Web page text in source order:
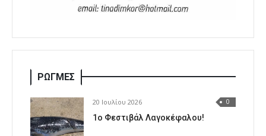
ΡΩΓΜΕΣ
20 Ιουλίου 2026 0
1o Φεστιβάλ Λαγοκέφαλου!